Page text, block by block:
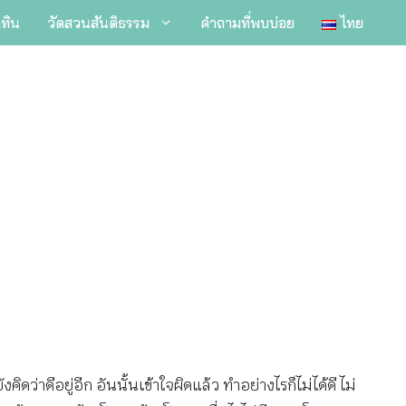
น วัดสวนสันติธรรม คำถามที่พบบ่อย ไทย
คิดว่าดีอยู่อีก อันนั้นเข้าใจผิดแล้ว ทำอย่างไรก็ไม่ได้ดี ไม่